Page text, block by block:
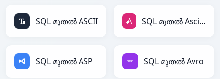
SQL മുതൽ ASCII SQL മുതൽ AsciiDoc
SQL മുതൽ ASP SQL മുതൽ Avro